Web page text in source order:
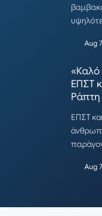
Aug 7
«Καλό
ΕΠΣΤ
Ράπτη
ΕΠΣΤ
Aug 7